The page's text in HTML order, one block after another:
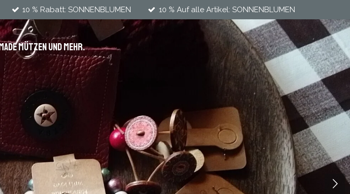
10 % Rabatt: SONNENBLUMEN 10 % Auf alle Artikel: SONNENBLUMEN
Mützen und mehr.